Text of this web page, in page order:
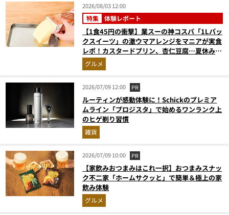
2026/08/03 12:00
特集 体験レポート
【1食45円の衝撃】業スーの神コスパ「1Lパッ
クスイーツ」の激ウマアレンジをマニアが実食
レポ！カスタードプリン、杏仁豆腐…夏休みの
おやつに最強すぎた
グルメ
2026/07/09 12:00 PR
ルーティンが感動体験に！Schickのプレミア
ムライン「プロジスタ」で始めるワンランク上
のヒゲ剃り習慣
雑貨
2026/07/09 10:00 PR
【家飲みおつまみはこれ一択】おつまみスナッ
ク不二家「ホームサクッと」で簡単＆極上の家
飲み体験
グルメ